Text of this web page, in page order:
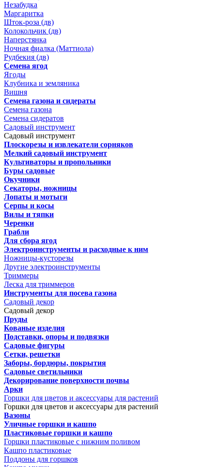
Незабудка
Маргаритка
Шток-роза (дв)
Колокольчик (дв)
Наперстянка
Ночная фиалка (Маттиола)
Рудбекия (дв)
Семена ягод
Ягоды
Клубника и земляника
Вишня
Семена газона и сидераты
Семена газона
Семена сидератов
Садовый инструмент
Садовый инструмент
Плоскорезы и извлекатели сорняков
Мелкий садовый инструмент
Культиваторы и пропольники
Буры садовые
Окучники
Секаторы, ножницы
Лопаты и мотыги
Серпы и косы
Вилы и тяпки
Черенки
Грабли
Для сбора ягод
Электроинструменты и расходные к ним
Ножницы-кусторезы
Другие электроинструменты
Триммеры
Леска для триммеров
Инструменты для посева газона
Садовый декор
Садовый декор
Пруды
Кованые изделия
Подставки, опоры и подвязки
Садовые фигуры
Сетки, решетки
Заборы, бордюры, покрытия
Садовые светильники
Декорирование поверхности почвы
Арки
Горшки для цветов и аксессуары для растений
Горшки для цветов и аксессуары для растений
Вазоны
Уличные горшки и кашпо
Пластиковые горшки и кашпо
Горшки пластиковые с нижним поливом
Кашпо пластиковые
Поддоны для горшков